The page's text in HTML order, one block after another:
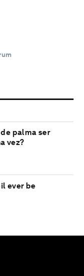
palma ser
vez?
ever be